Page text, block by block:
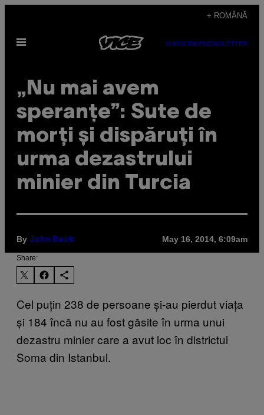
content
+ ROMÂNĂ
Open
SUBSCRIBENEWSLETTER
„Nu mai avem
speranțe”: Sute de
morți și dispăruți în
urma dezastrului
minier din Turcia
By John Beck May 16, 2014, 6:09am
Share:
Cel puțin 238 de persoane și-au pierdut viața
și 184 încă nu au fost găsite în urma unui
dezastru minier care a avut loc în districtul
Soma din Istanbul.